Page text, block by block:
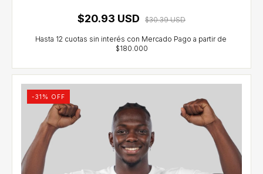
$20.93 USD $30.39 USD
-31 % OFF